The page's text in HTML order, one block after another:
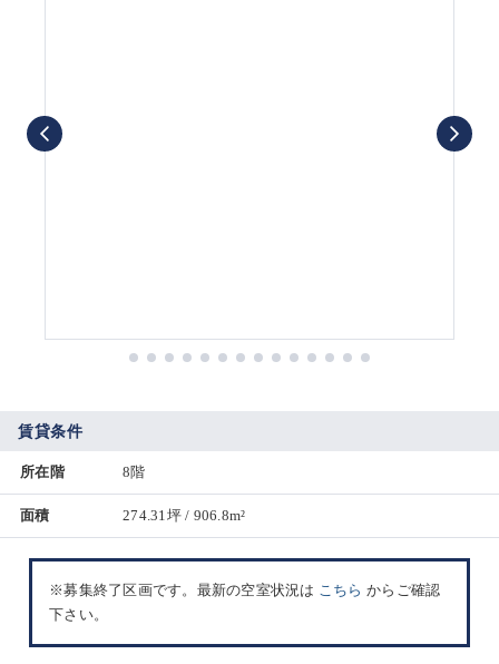
賃貸条件
所在階 8階
面積 274.31坪 / 906.8m²
※募集終了区画です。最新の空室状況は こちら からご確認
下さい。